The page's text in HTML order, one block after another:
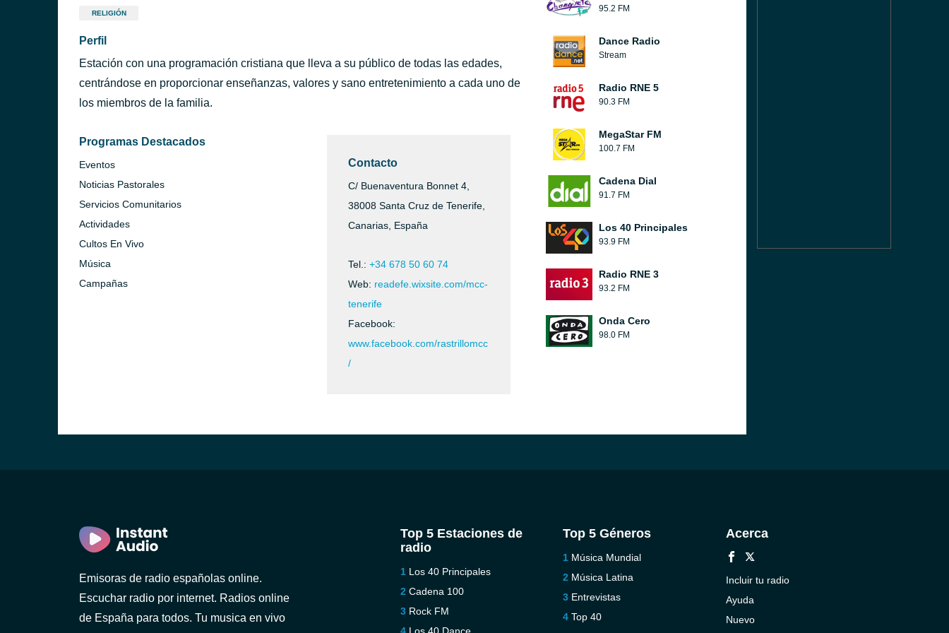
RELIGIÓN
Perfil
Estación con una programación cristiana que lleva a su público de todas las edades,
centrándose en proporcionar enseñanzas, valores y sano entretenimiento a cada uno de
los miembros de la familia.
Programas Destacados
Eventos
Noticias Pastorales
Servicios Comunitarios
Actividades
Cultos En Vivo
Música
Campañas
Contacto
C/ Buenaventura Bonnet 4,
38008 Santa Cruz de Tenerife,
Canarias, España
Tel.: +34 678 50 60 74
Web: readefe.wixsite.com/mcc-
tenerife
Facebook:
www.facebook.com/rastrillomcc
/
95.2 FM
Dance Radio
Stream
Radio RNE 5
90.3 FM
MegaStar FM
100.7 FM
Cadena Dial
91.7 FM
Los 40 Principales
93.9 FM
Radio RNE 3
93.2 FM
Onda Cero
98.0 FM
Emisoras de radio españolas online.
Escuchar radio por internet. Radios online
de España para todos. Tu musica en vivo
Top 5 Estaciones de
radio
Los 40 Principales
Cadena 100
Rock FM
Top 5 Géneros
Música Mundial
Música Latina
Entrevistas
Top 40
Acerca
Incluir tu radio
Ayuda
Nuevo